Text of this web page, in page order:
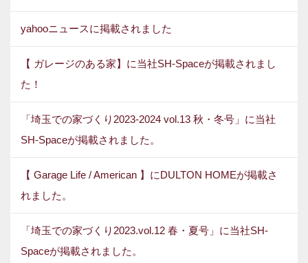
yahooニュースに掲載されました
【 ガレージのある家】に当社SH-Spaceが掲載されまし
た！
「埼玉での家づくり2023-2024 vol.13 秋・冬号」に当社
SH-Spaceが掲載されました。
【 Garage Life / American 】にDULTON HOMEが掲載さ
れました。
「埼玉での家づくり2023.vol.12 春・夏号」に当社SH-
Spaceが掲載されました。